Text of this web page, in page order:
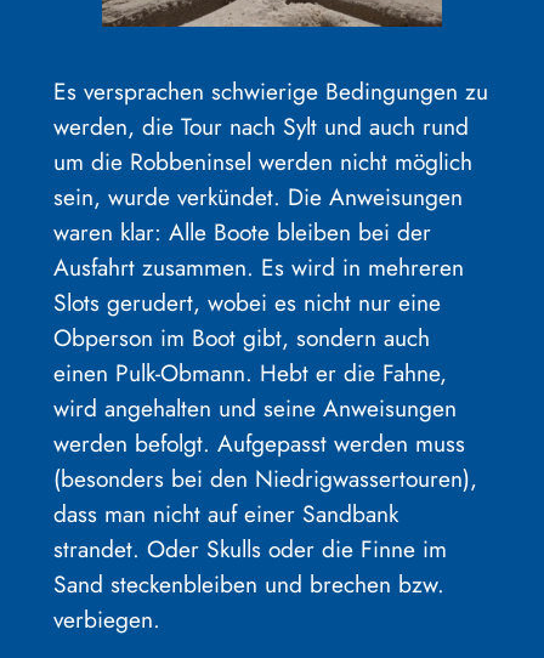
Es versprachen schwierige Bedingungen zu
werden, die Tour nach Sylt und auch rund
um die Robbeninsel werden nicht möglich
sein, wurde verkündet. Die Anweisungen
waren klar: Alle Boote bleiben bei der
Ausfahrt zusammen. Es wird in mehreren
Slots gerudert, wobei es nicht nur eine
Obperson im Boot gibt, sondern auch
einen Pulk-Obmann. Hebt er die Fahne,
wird angehalten und seine Anweisungen
werden befolgt. Aufgepasst werden muss
(besonders bei den Niedrigwassertouren),
dass man nicht auf einer Sandbank
strandet. Oder Skulls oder die Finne im
Sand steckenbleiben und brechen bzw.
verbiegen.